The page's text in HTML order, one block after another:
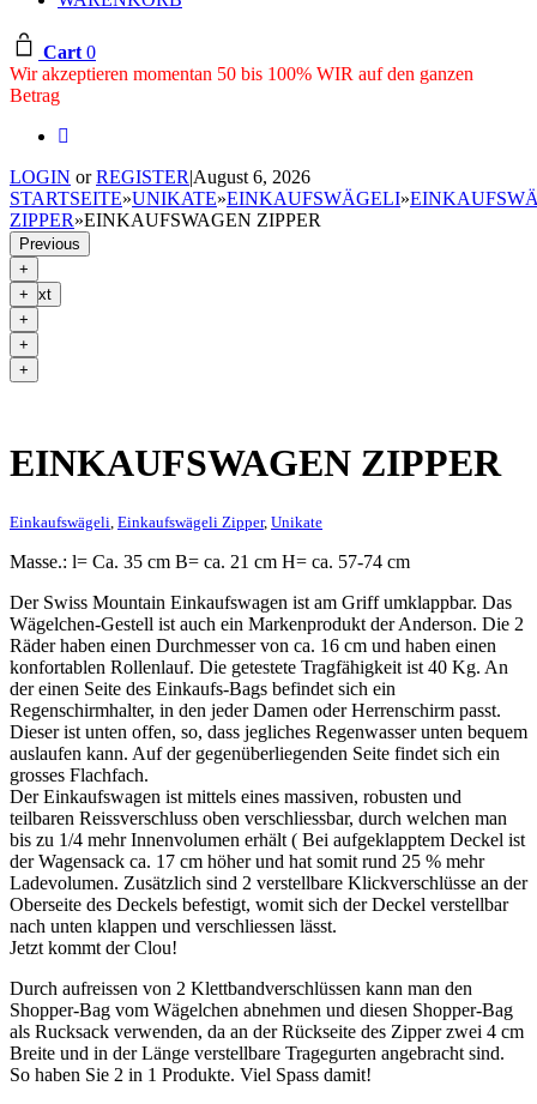
Cart 0
Wir akzeptieren momentan 50 bis 100% WIR auf den ganzen
Betrag
LOGIN orREGISTER|August 6, 2026
STARTSEITE»UNIKATE»EINKAUFSWÄGELI»
ZIPPER»EINKAUFSWAGEN ZIPPER
Previous
Next
EINKAUFSWAGEN ZIPPER
Einkaufswägeli, Einkaufswägeli Zipper, Unikate
Masse.: l= Ca. 35 cm B= ca. 21 cm H= ca. 57-74 cm
Der Swiss Mountain Einkaufswagen ist am Griff umklappbar. Das
Wägelchen-Gestell ist auch ein Markenprodukt der Anderson. Die 2
Räder haben einen Durchmesser von ca. 16 cm und haben einen
konfortablen Rollenlauf. Die getestete Tragfähigkeit ist 40 Kg. An
der einen Seite des Einkaufs-Bags befindet sich ein
Regenschirmhalter, in den jeder Damen oder Herrenschirm passt.
Dieser ist unten offen, so, dass jegliches Regenwasser unten bequem
auslaufen kann. Auf der gegenüberliegenden Seite findet sich ein
grosses Flachfach.
Der Einkaufswagen ist mittels eines massiven, robusten und
teilbaren Reissverschluss oben verschliessbar, durch welchen man
bis zu 1/4 mehr Innenvolumen erhält ( Bei aufgeklapptem Deckel ist
der Wagensack ca. 17 cm höher und hat somit rund 25 % mehr
Ladevolumen. Zusätzlich sind 2 verstellbare Klickverschlüsse an der
Oberseite des Deckels befestigt, womit sich der Deckel verstellbar
nach unten klappen und verschliessen lässt.
Jetzt kommt der Clou!
Durch aufreissen von 2 Klettbandverschlüssen kann man den
Shopper-Bag vom Wägelchen abnehmen und diesen Shopper-Bag
als Rucksack verwenden, da an der Rückseite des Zipper zwei 4 cm
Breite und in der Länge verstellbare Tragegurten angebracht sind.
So haben Sie 2 in 1 Produkte. Viel Spass damit!